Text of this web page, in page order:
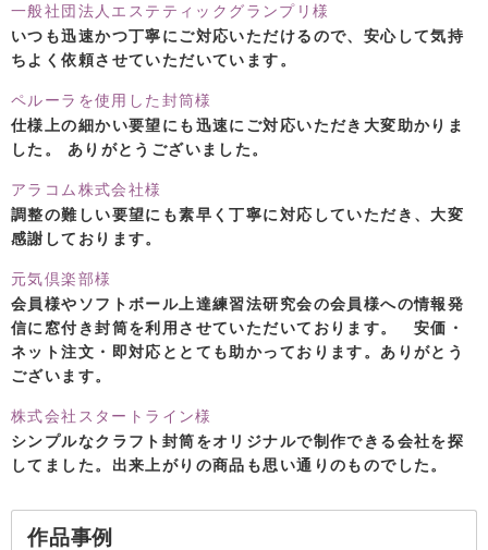
一般社団法人エステティックグランプリ様
いつも迅速かつ丁寧にご対応いただけるので、安心して気持
ちよく依頼させていただいています。
ペルーラを使用した封筒様
仕様上の細かい要望にも迅速にご対応いただき大変助かりま
した。 ありがとうございました。
アラコム株式会社様
調整の難しい要望にも素早く丁寧に対応していただき、大変
感謝しております。
元気倶楽部様
会員様やソフトボール上達練習法研究会の会員様への情報発
信に窓付き封筒を利用させていただいております。 安価・
ネット注文・即対応ととても助かっております。ありがとう
ございます。
株式会社スタートライン様
シンプルなクラフト封筒をオリジナルで制作できる会社を探
してました。出来上がりの商品も思い通りのものでした。
作品事例